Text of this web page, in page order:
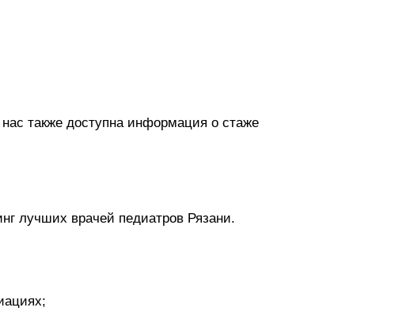
также доступна информация о стаже
лучших врачей педиатров Рязани.